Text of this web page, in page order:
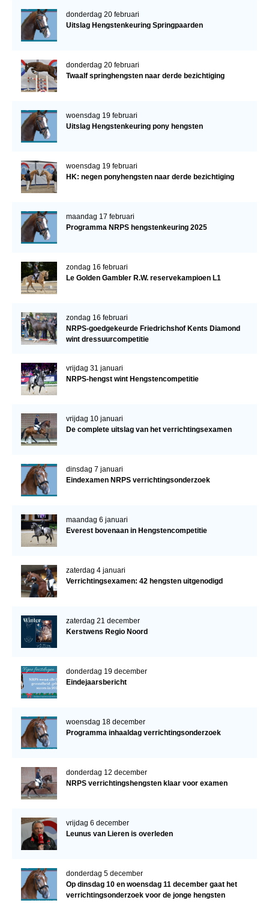
donderdag 20 februari
Uitslag Hengstenkeuring Springpaarden
donderdag 20 februari
Twaalf springhengsten naar derde bezichtiging
woensdag 19 februari
Uitslag Hengstenkeuring pony hengsten
woensdag 19 februari
HK: negen ponyhengsten naar derde bezichtiging
maandag 17 februari
Programma NRPS hengstenkeuring 2025
zondag 16 februari
Le Golden Gambler R.W. reservekampioen L1
zondag 16 februari
NRPS-goedgekeurde Friedrichshof Kents Diamond
wint dressuurcompetitie
vrijdag 31 januari
NRPS-hengst wint Hengstencompetitie
vrijdag 10 januari
De complete uitslag van het verrichtingsexamen
dinsdag 7 januari
Eindexamen NRPS verrichtingsonderzoek
maandag 6 januari
Everest bovenaan in Hengstencompetitie
zaterdag 4 januari
Verrichtingsexamen: 42 hengsten uitgenodigd
zaterdag 21 december
Kerstwens Regio Noord
donderdag 19 december
Eindejaarsbericht
woensdag 18 december
Programma inhaaldag verrichtingsonderzoek
donderdag 12 december
NRPS verrichtingshengsten klaar voor examen
vrijdag 6 december
Leunus van Lieren is overleden
donderdag 5 december
Op dinsdag 10 en woensdag 11 december gaat het
verrichtingsonderzoek voor de jonge hengsten